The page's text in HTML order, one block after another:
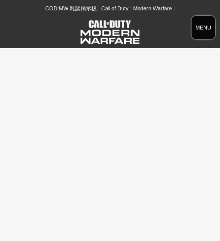
MENU
COD:MW 雑談掲示板 | Call of Duty : Modern Warfare |